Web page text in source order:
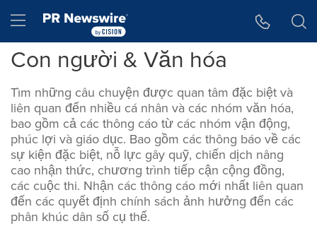
Hamburger menu
Con người & Văn hóa
Tìm những câu chuyện được quan tâm đặc biệt và
liên quan đến nhiều cá nhân và các nhóm văn hóa,
bao gồm cả các thông cáo từ các nhóm vận động,
phúc lợi và giáo dục. Bao gồm các thông báo về các
sự kiện đặc biệt, nỗ lực gây quỹ, chiến dịch nâng
cao nhận thức, chương trình tiếp cận cộng đồng,
các cuộc thi. Nhận các thông cáo mới nhất liên quan
đến các quyết định chính sách ảnh hưởng đến các
phân khúc dân số cụ thể.